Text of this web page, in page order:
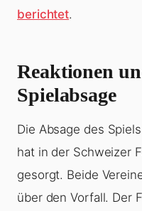
berichtet.
Reaktionen
Spielabsage
Die Absage des Spiels
hat in der Schweizer
gesorgt. Beide
über den Vorfall. Der